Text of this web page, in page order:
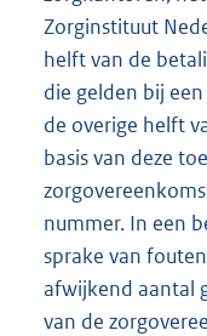
Zorginstituut
helft van de
die gelden bij
de overige helft
basis van deze
nummer. In een
sprake van
afwijkend aantal
van de